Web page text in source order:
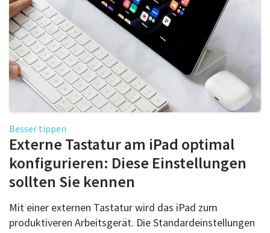
Besser tippen
Externe Tastatur am iPad optimal
konfigurieren: Diese Einstellungen
sollten Sie kennen
Mit einer externen Tastatur wird das iPad zum
produktiveren Arbeitsgerät. Die Standardeinstellungen